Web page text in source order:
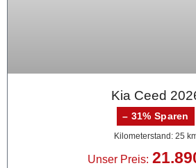
Kia Ceed
– 31% Sparen
Kilometerstand: 25
Unser Preis: